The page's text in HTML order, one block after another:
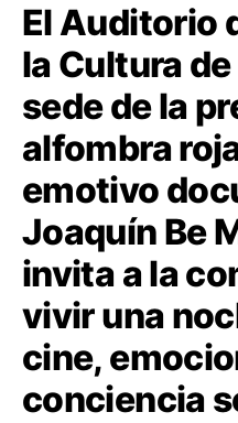
El Auditorio
la Cultura
sede de la
alfombra
emotivo
Joaquín Be
invita a la
vivir una
cine,
conciencia